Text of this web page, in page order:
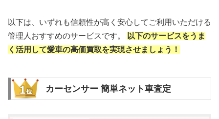
以下は、いずれも信頼性が高く安心してご利用いただける
管理人おすすめのサービスです。
以下のサービスをうま
く活用して愛車の高価買取を実現させましょう！
カーセンサー 簡単ネット車査定